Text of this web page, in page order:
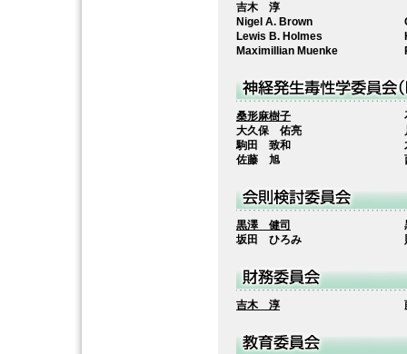
吉木 淳
Nigel A. Brown
Lewis B. Holmes
Maximillian Muenke
桑形麻樹子
大久保 佑亮
駒田 致和
佐藤 旭
黒澤 健司
坂田 ひろみ
吉木 淳